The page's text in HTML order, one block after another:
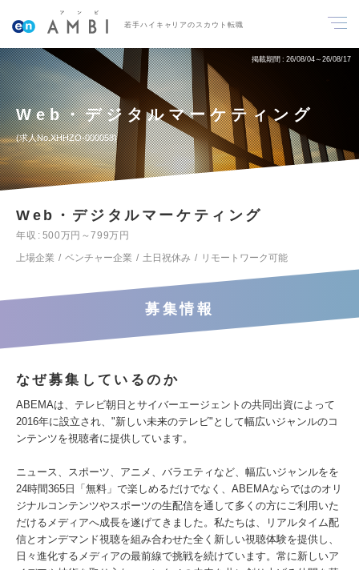
若手ハイキャリアのスカウト転職
掲載期間 26/08/04～26/08/17
Web・デジタルマーケティング
求人No.XHHZO-000058
Web・デジタルマーケティング
年収
500万円～799万円
上場企業
ベンチャー企業 土日祝休み リモートワーク可能
募集情報
なぜ募集しているのか
ABEMAは、テレビ朝日とサイバーエージェントの共同出資によって
2016年に設立され、"新しい未来のテレビ"として幅広いジャンルのコ
ンテンツを視聴者に提供しています。
ニュース、スポーツ、アニメ、バラエティなど、幅広いジャンルをを
24時間365日「無料」で楽しめるだけでなく、ABEMAならではのオリ
ジナルコンテンツやスポーツの生配信を通して多くの方にご利用いた
だけるメディアへ成長を遂げてきました。私たちは、リアルタイム配
信とオンデマンド視聴を組み合わせた全く新しい視聴体験を提供し、
日々進化するメディアの最前線で挑戦を続けています。常に新しいア